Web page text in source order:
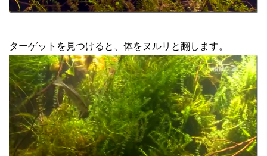
ターゲットを見つけると、体をヌルリと翻します。